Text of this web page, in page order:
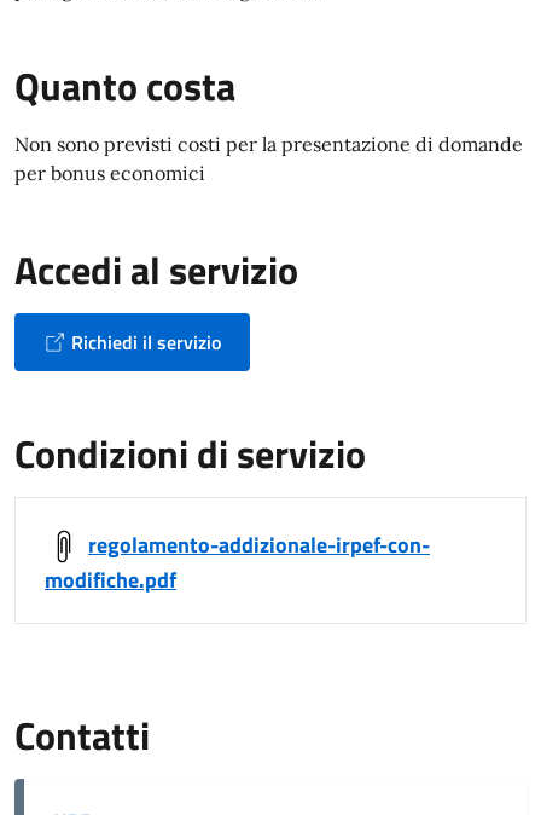
Quanto costa
Non sono previsti costi per la presentazione di domande
per bonus economici
Accedi al servizio
Richiedi il servizio
Condizioni di servizio
regolamento-addizionale-irpef-con-
modifiche.pdf
Contatti